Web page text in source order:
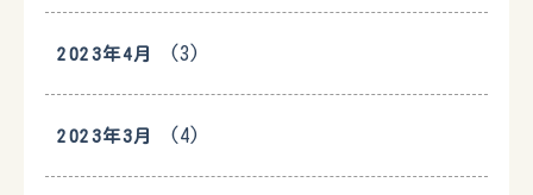
2023年4月 (3)
2023年3月 (4)